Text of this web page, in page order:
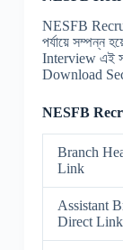
NESFB
পর্যায়ে সম্পন্ন
Interview এই
Download
NESFB
Branch
Link
Assistant
Direct Link